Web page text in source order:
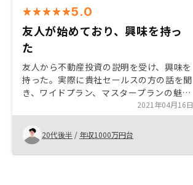
5.0
友人が始めており、興味を持っ
た
友人から不動産投資の説明を受け、興味を
持った。実際に貴社セールスの方の話を聞
き、ワイドプラン、マスタープランの魅
力、不動産投資のリスクとメリットなど幅
広く解説頂き、納得感を持って購入でき
た。
2021年04月16日
20代後半 / 年収1000万円台